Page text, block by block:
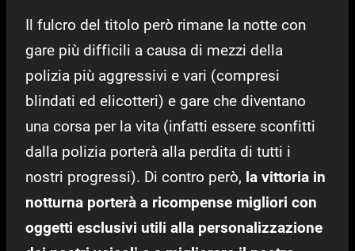
Il fulcro del titolo però rimane la notte con
gare più difficili a causa di mezzi della
polizia più aggressivi e vari (compresi
blindati ed elicotteri) e gare che diventano
una corsa per la vita (infatti essere sconfitti
dalla polizia porterà alla perdita di tutti i
nostri progressi). Di contro però, la vittoria in
notturna porterà a ricompense migliori con
oggetti esclusivi utili alla personalizzazione